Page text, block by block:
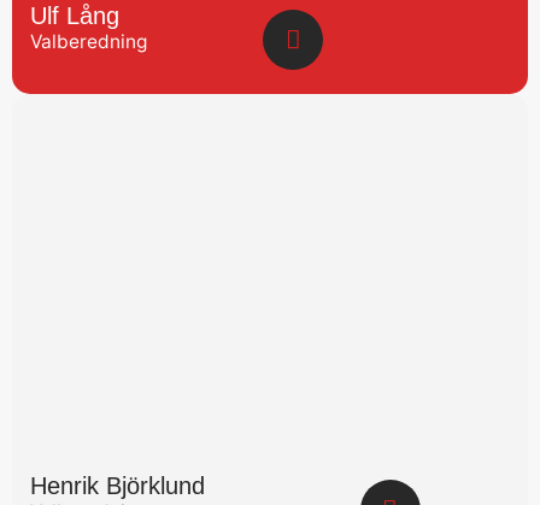
Ulf Lång
Valberedning
Henrik Björklund